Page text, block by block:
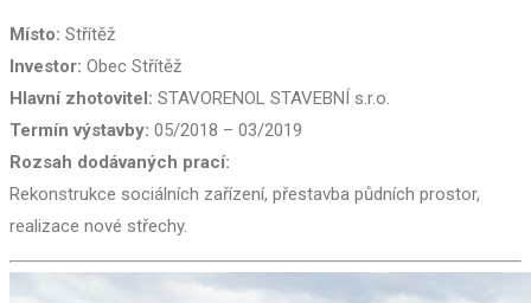
Místo: Střítěž
Investor: Obec Střítěž
Hlavní zhotovitel: STAVORENOL STAVEBNÍ s.r.o.
Termín výstavby: 05/2018 – 03/2019
Rozsah dodávaných prací:
Rekonstrukce sociálních zařízení, přestavba půdních prostor,
realizace nové střechy.